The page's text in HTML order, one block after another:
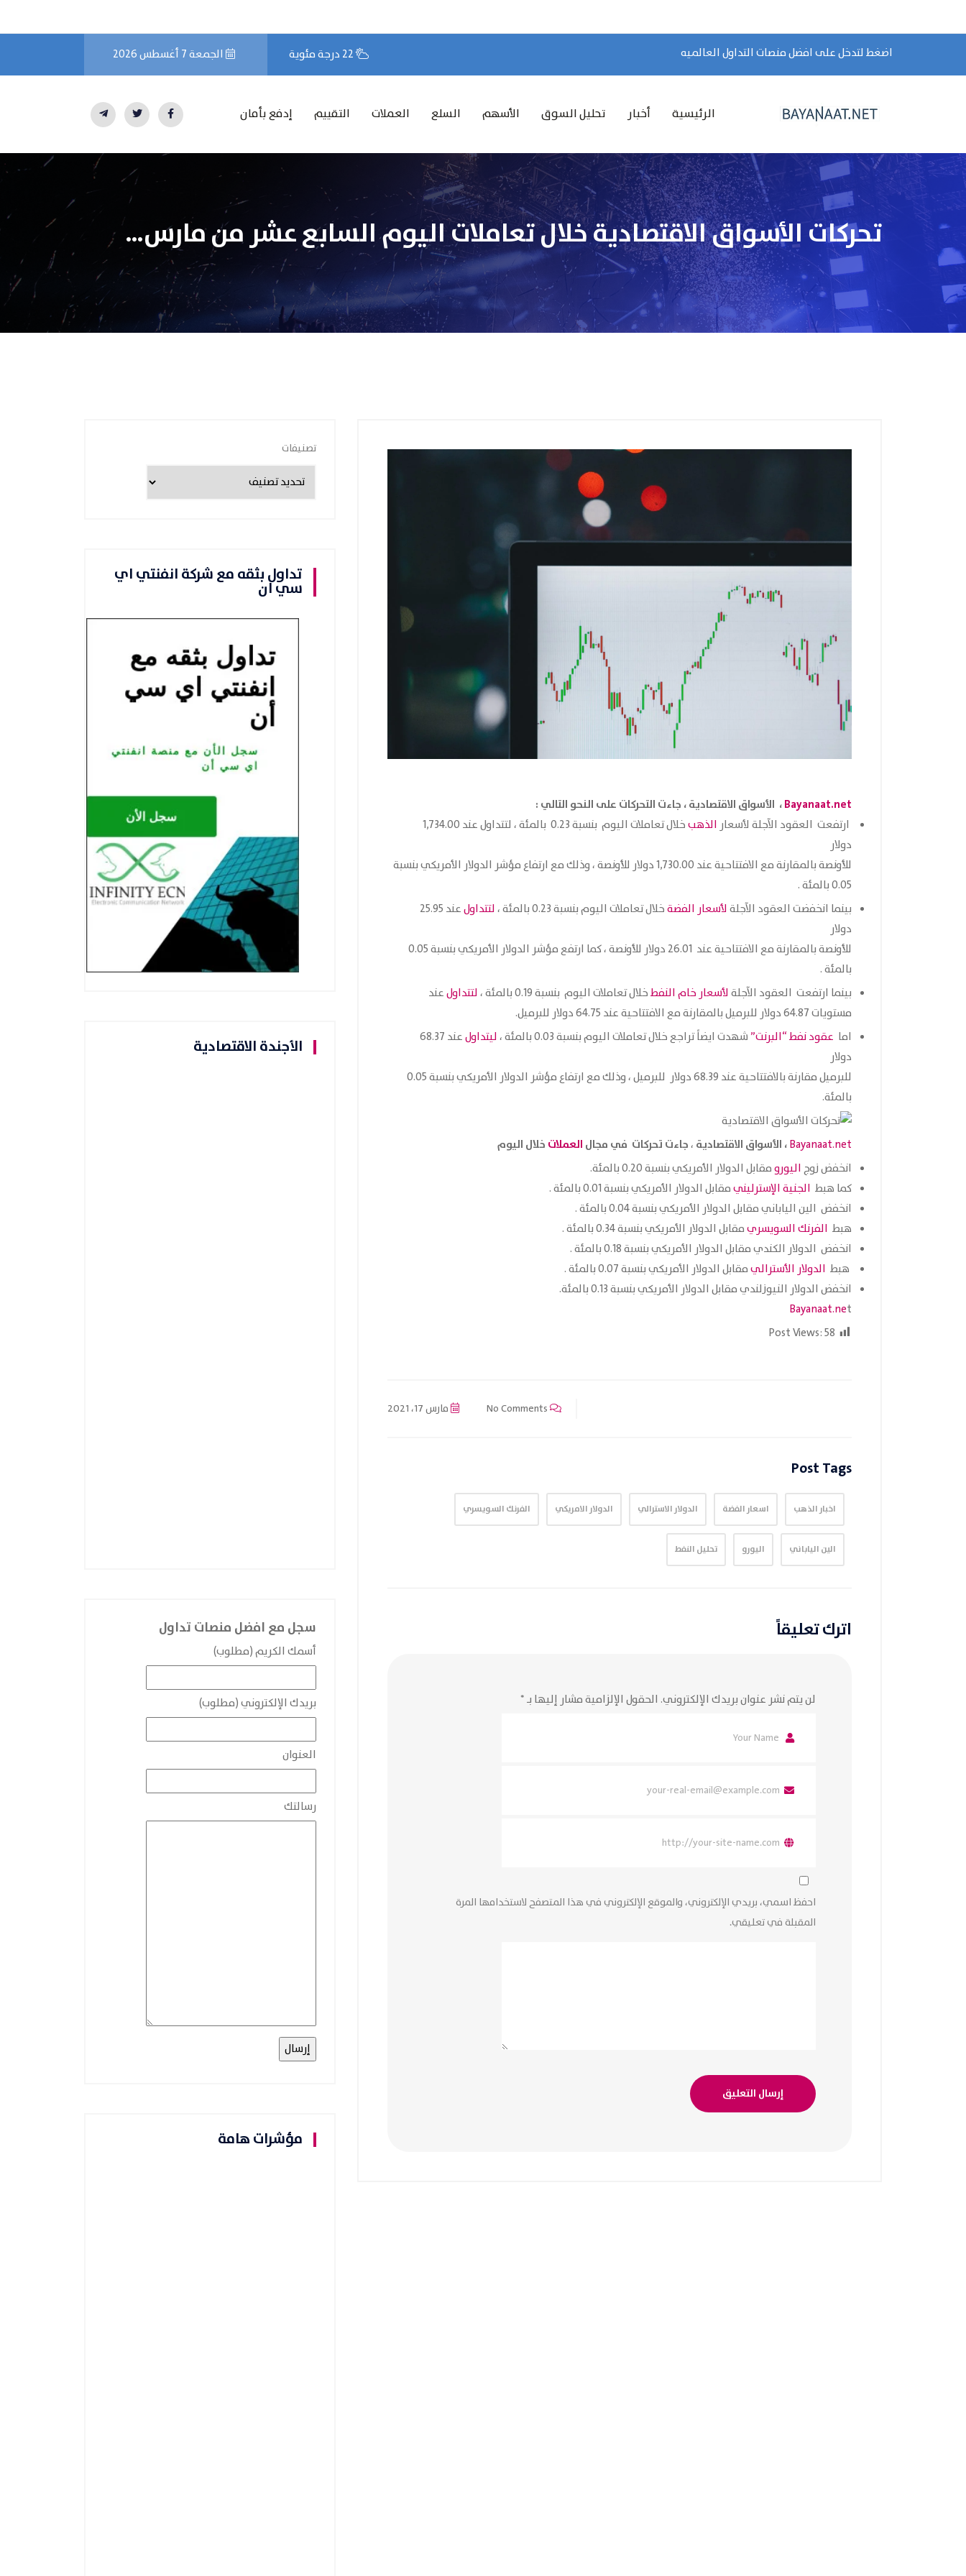
اضغط لتدخل على افضل منصات التداول العالميه 22 درجة مئوية الجمعة 7 أغسطس 2026
الرئيسية أخبار تحليل السوق الأسهم السلع العملات التقييم إدفع بأمان
تحركات الأسواق الاقتصادية خلال تعاملات اليوم السابع عشر من مارس…
Bayanaat.net، الأسواق الاقتصادية ، جاءت التحركات على النحو التالي :
ارتفعت العقود الآجلة لأسعار الذهب
خلال تعاملات اليوم بنسبة 0.23 بالمئة ، لتتداول عند 1,734.00
دولار
للأونصة بالمقارنة مع الافتتاحية عند 1,730.00 دولار للأونصة ، وذلك مع ارتفاع مؤشر الدولار الأمريكي بنسبة
0.05 بالمئة .
بينما انخفضت العقود الآجلةلأسعار الفضةخلال تعاملات اليوم بنسبة 0.23 بالمئة ، لتتداول
عند 25.95
دولار
للأونصة بالمقارنة مع الافتتاحية عند 26.01 دولار للأونصة ، كما ارتفع مؤشر الدولار الأمريكي بنسبة 0.05
بالمئة .
بينما ارتفعت العقود الآجلةلأسعار خام النفطخلال تعاملات اليوم بنسبة 0.19 بالمئة ، لتتداولعند
مستويات 64.87 دولار للبرميل بالمقارنة مع الافتتاحية عند 64.75 دولار للبرميل.
اما عقود نفط “البرنت” شهدت ايضاً تراجع خلال تعاملات اليوم بنسبة 0.03 بالمئة ، ليتداول
عند 68.37
دولار
للبرميل مقارنة بالافتتاحية عند 68.39 دولار للبرميل ، وذلك مع ارتفاع مؤشر الدولار الأمريكي بنسبة 0.05
بالمئة.
Bayanaat.net، الأسواق الاقتصادية ،جاءت تحركات في مجال العملات خلال اليوم
انخفض زوجاليورومقابل الدولار الأمريكي بنسبة 0.20 بالمئة.
كما هبط الجنية الإسترلينيمقابل الدولار الأمريكي بنسبة 0.01 بالمئة .
انخفض الين الياباني مقابل الدولار الأمريكي بنسبة 0.04 بالمئة .
هبط الفرنك السويسريمقابل الدولار الأمريكي بنسبة 0.34 بالمئة .
انخفض الدولار الكندي مقابل الدولار الأمريكي بنسبة 0.18 بالمئة .
هبط الدولار الأستراليمقابل الدولار الأمريكي بنسبة 0.07 بالمئة .
انخفض الدولار النيوزلندي مقابل الدولار الأمريكي بنسبة 0.13 بالمئة.
Bayanaat.net
Post Views:58
مارس 17، 2021
Post Tags
اخبار الذهب اسعار الفضة الدولار الاسترالي الدولار الامريكي الفرنك السويسري
الين الياباني اليورو تحليل النفط
اترك تعليقاً
لن يتم نشر عنوان بريدك الإلكتروني. الحقول الإلزامية مشار إليها بـ*
احفظ اسمي، بريدي الإلكتروني، والموقع الإلكتروني في هذا المتصفح لاستخدامها المرة
المقبلة في تعليقي.
تصنيفات
تداول بثقه مع شركة انفنتي اي
سي ان
الأجندة الاقتصادية
سجل مع افضل منصات تداول
أسمك الكريم (مطلوب)
بريدك الإلكتروني (مطلوب)
العنوان
رسالتك
مؤشرات هامة